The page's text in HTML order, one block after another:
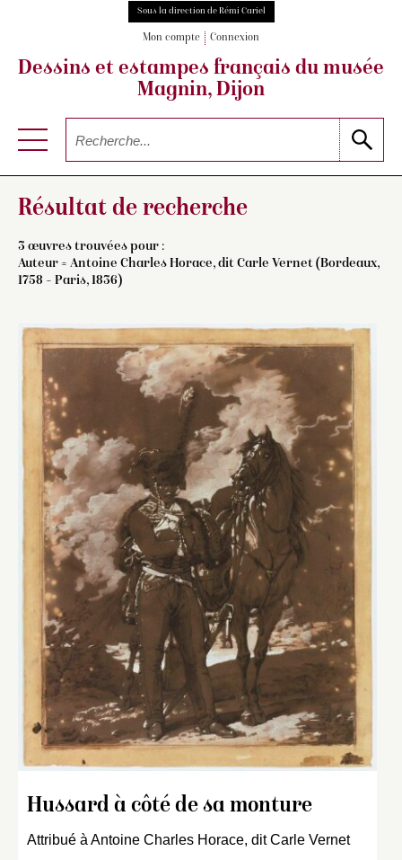
Sous la direction de Rémi Cariel
Mon compte Connexion
Dessins et estampes français du musée
Magnin, Dijon
Résultat de recherche
3 œuvres trouvées pour :
Auteur = Antoine Charles Horace, dit Carle Vernet (Bordeaux,
1758 – Paris, 1836)
Hussard à côté de sa monture
Attribué à Antoine Charles Horace, dit Carle Vernet